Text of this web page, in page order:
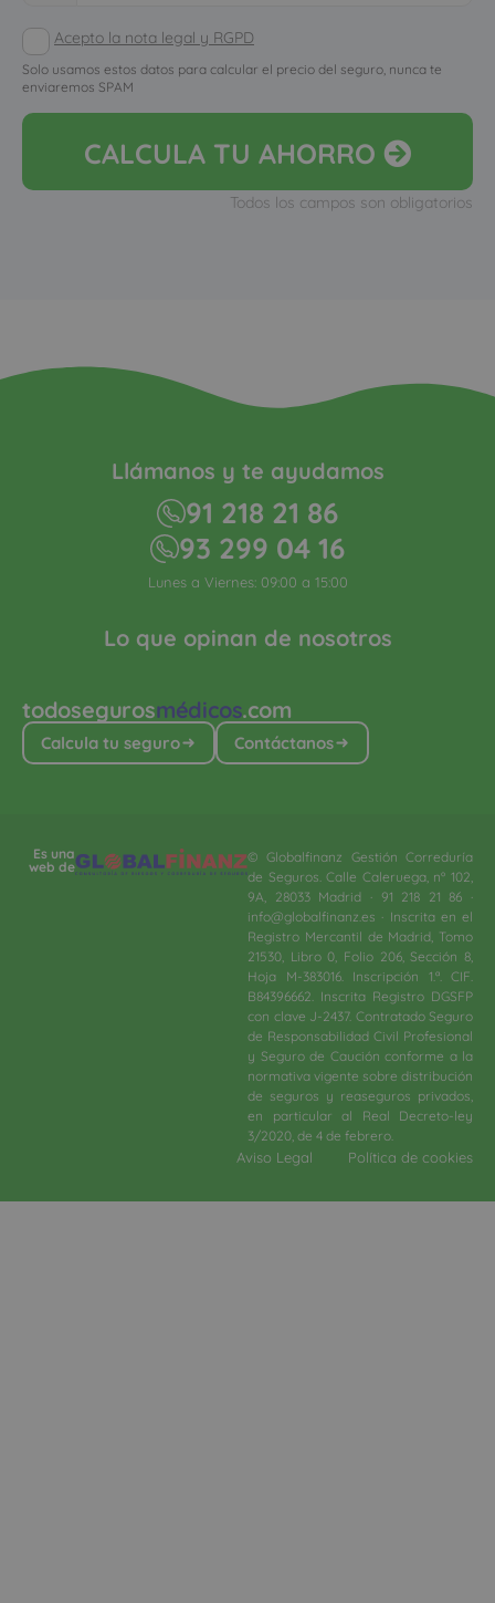
Acepto la nota legal y RGPD
Solo usamos estos datos para calcular el precio del seguro, nunca te
enviaremos SPAM
CALCULA TU AHORRO
Todos los campos son obligatorios
todosegurosmédicos.com
Calcula tu seguro Contáctanos
Lo que opinan de nosotros
Llámanos y te ayudamos
91 218 21 86
93 299 04 16
Lunes a Viernes: 09:00 a 15:00
Es una
web de
© Globalfinanz Gestión Correduría
de Seguros. Calle Caleruega, nº 102,
9A, 28033 Madrid · 91 218 21 86 ·
info@globalfinanz.es · Inscrita en el
Registro Mercantil de Madrid, Tomo
21530, Libro 0, Folio 206, Sección 8,
Hoja M-383016. Inscripción 1.ª. CIF.
B84396662. Inscrita Registro DGSFP
con clave J-2437. Contratado Seguro
de Responsabilidad Civil Profesional
y Seguro de Caución conforme a la
normativa vigente sobre distribución
de seguros y reaseguros privados,
en particular al Real Decreto-ley
3/2020, de 4 de febrero.​
Aviso Legal Política de cookies